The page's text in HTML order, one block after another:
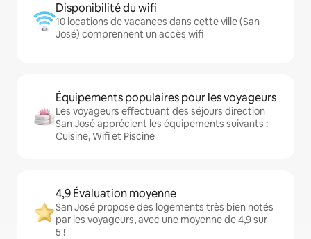
Disponibilité du wifi
10 locations de vacances dans cette ville (San
José) comprennent un accès wifi
Équipements populaires pour les voyageurs
Les voyageurs effectuant des séjours direction
San José apprécient les équipements suivants :
Cuisine, Wifi et Piscine
4,9 Évaluation moyenne
San José propose des logements très bien notés
par les voyageurs, avec une moyenne de 4,9 sur
5 !